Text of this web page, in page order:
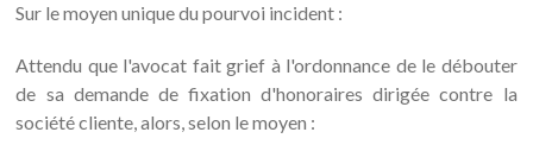
Sur le moyen unique du pourvoi incident :
Attendu que l'avocat fait grief à l'ordonnance de le débouter
de sa demande de fixation d'honoraires dirigée contre la
société cliente, alors, selon le moyen :